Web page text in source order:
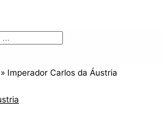
» Imperador Carlos da Áustria